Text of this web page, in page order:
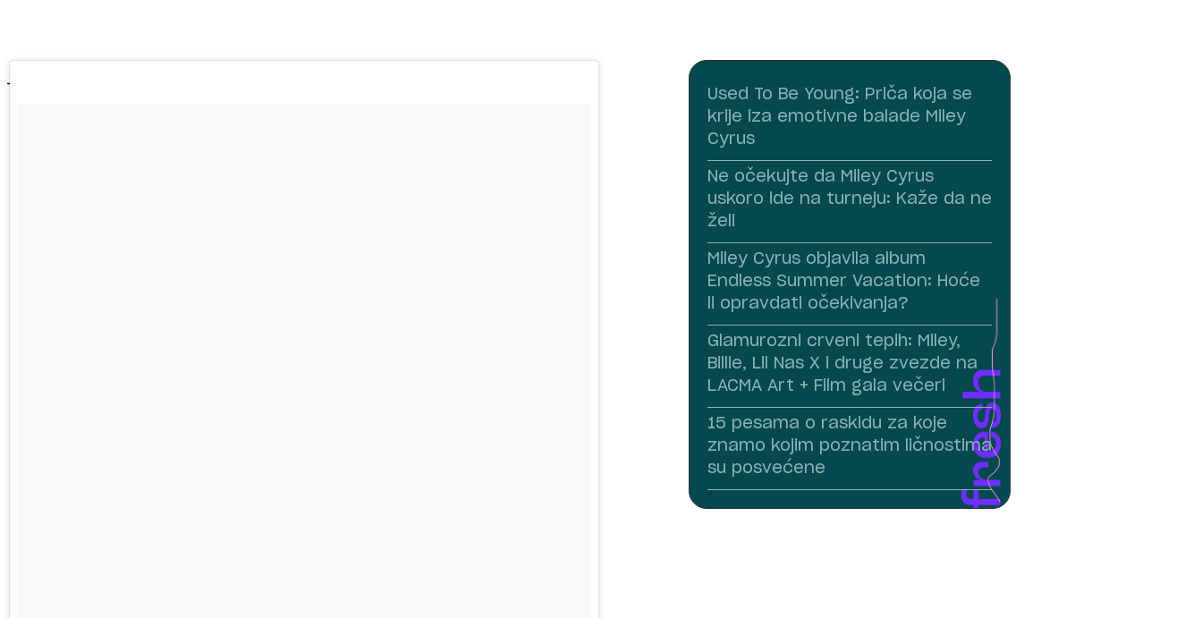
Used To Be Young: Priča koja se
krije iza emotivne balade Miley
Cyrus
Ne očekujte da Miley Cyrus
uskoro ide na turneju: Kaže da ne
želi
Miley Cyrus objavila album
Endless Summer Vacation: Hoće
li opravdati očekivanja?
Glamurozni crveni tepih: Miley,
Billie, Lil Nas X i druge zvezde na
LACMA Art + Film gala večeri
15 pesama o raskidu za koje
znamo kojim poznatim ličnostima
su posvećene